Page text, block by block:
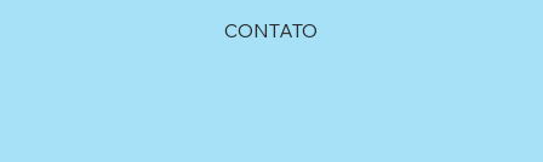
CONTATO